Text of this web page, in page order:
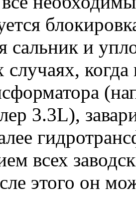
сальник и
когда
3.3L),
всех
этого он